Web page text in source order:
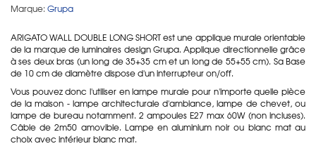
Marque: Grupa
ARIGATO WALL DOUBLE LONG SHORT est une applique murale orientable
de la marque de luminaires design Grupa. Applique directionnelle grâce
à ses deux bras (un long de 35+35 cm et un long de 55+55 cm). Sa Base
de 10 cm de diamètre dispose d'un interrupteur on/off.
Vous pouvez donc l'utiliser en lampe murale pour n'importe quelle pièce
de la maison - lampe architecturale d'ambiance, lampe de chevet, ou
lampe de bureau notamment. 2 ampoules E27 max 60W (non incluses).
Câble de 2m50 amovible. Lampe en aluminium noir ou blanc mat au
choix avec intérieur blanc mat.